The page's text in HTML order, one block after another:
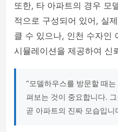
또한, 타 아파트의 경우 모
적으로 구성되어 있어, 실
클 수 있으나, 인천 수자인
시뮬레이션을 제공하여 신
“모델하우스를 방문할 때
펴보는 것이 중요합니다.
곧 아파트의 진짜 모습입니